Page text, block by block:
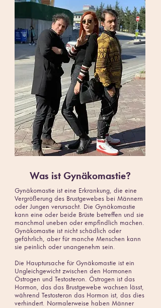
Was ist Gynäkomastie?
Gynäkomastie ist eine Erkrankung, die eine
Vergrößerung des Brustgewebes bei Männern
oder Jungen verursacht. Die Gynäkomastie
kann eine oder beide Brüste betreffen und sie
manchmal uneben oder empfindlich machen.
Gynäkomastie ist nicht schädlich oder
gefährlich, aber für manche Menschen kann
sie peinlich oder unangenehm sein.
Die Hauptursache für Gynäkomastie ist ein
Ungleichgewicht zwischen den Hormonen
Östrogen und Testosteron. Östrogen ist das
Hormon, das das Brustgewebe wachsen lässt,
während Testosteron das Hormon ist, das dies
verhindert. Normalerweise haben Männer